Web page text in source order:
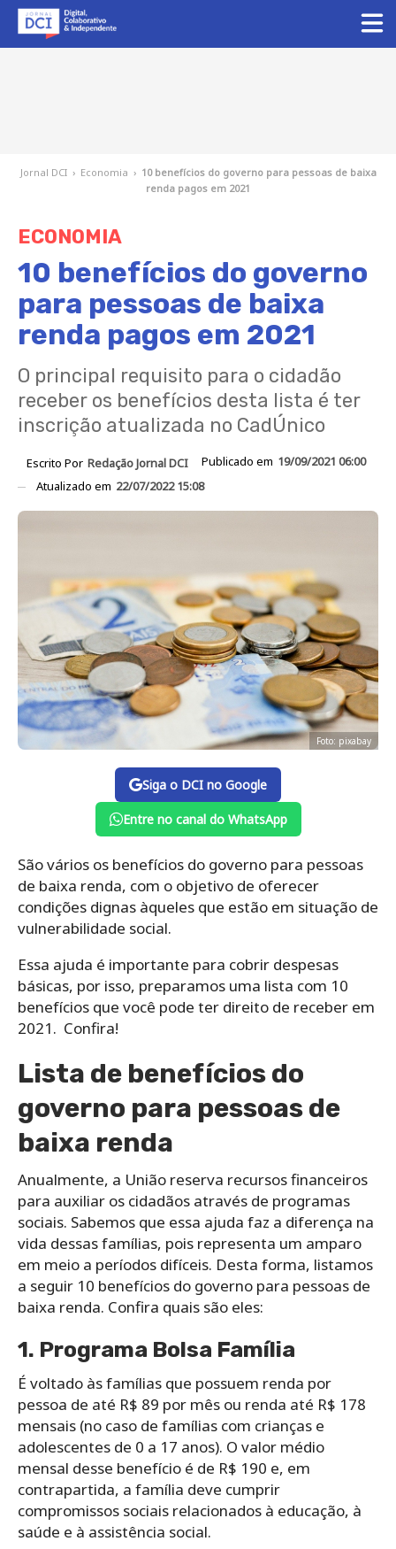
Jornal DCI › Economia › 10 benefícios do governo para pessoas de baixa
renda pagos em 2021
ECONOMIA
10 benefícios do governo
para pessoas de baixa
renda pagos em 2021
O principal requisito para o cidadão
receber os benefícios desta lista é ter
inscrição atualizada no CadÚnico
Escrito Por Redação Jornal DCI Publicado em 19/09/2021 06:00
Atualizado em 22/07/2022 15:08
Foto: pixabay
Siga o DCI no Google
Entre no canal do WhatsApp
São vários os benefícios do governo para pessoas
de baixa renda, com o objetivo de oferecer
condições dignas àqueles que estão em situação de
vulnerabilidade social.
Essa ajuda é importante para cobrir despesas
básicas, por isso, preparamos uma lista com 10
benefícios que você pode ter direito de receber em
2021. Confira!
Lista de benefícios do
governo para pessoas de
baixa renda
Anualmente, a União reserva recursos financeiros
para auxiliar os cidadãos através de programas
sociais. Sabemos que essa ajuda faz a diferença na
vida dessas famílias, pois representa um amparo
em meio a períodos difíceis. Desta forma, listamos
a seguir 10 benefícios do governo para pessoas de
baixa renda. Confira quais são eles:
1. Programa Bolsa Família
É voltado às famílias que possuem renda por
pessoa de até R$ 89 por mês ou renda até R$ 178
mensais (no caso de famílias com crianças e
adolescentes de 0 a 17 anos). O valor médio
mensal desse benefício é de R$ 190 e, em
contrapartida, a família deve cumprir
compromissos sociais relacionados à educação, à
saúde e à assistência social.